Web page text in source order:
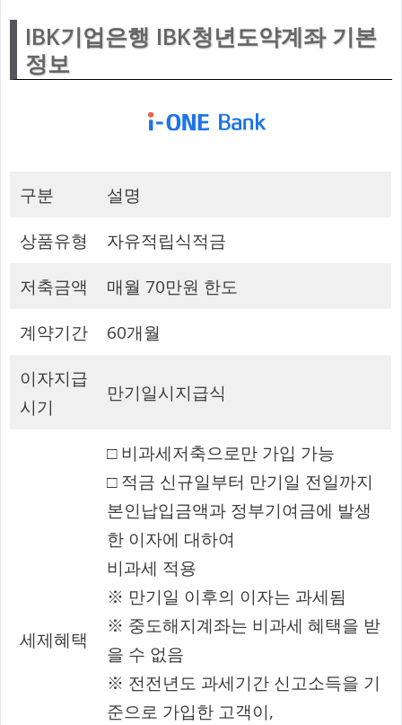
IBK기업은행 IBK청년도약계좌 기본
정보
구분
설명
상품유형
자유적립식적금
저축금액
매월 70만원 한도
계약기간
60개월
이자지급
시기
만기일시지급식
세제혜택
□ 비과세저축으로만 가입 가능
□ 적금 신규일부터 만기일 전일까지
본인납입금액과 정부기여금에 발생
한 이자에 대하여
비과세 적용
※ 만기일 이후의 이자는 과세됨
※ 중도해지계좌는 비과세 혜택을 받
을 수 없음
※ 전전년도 과세기간 신고소득을 기
준으로 가입한 고객이,